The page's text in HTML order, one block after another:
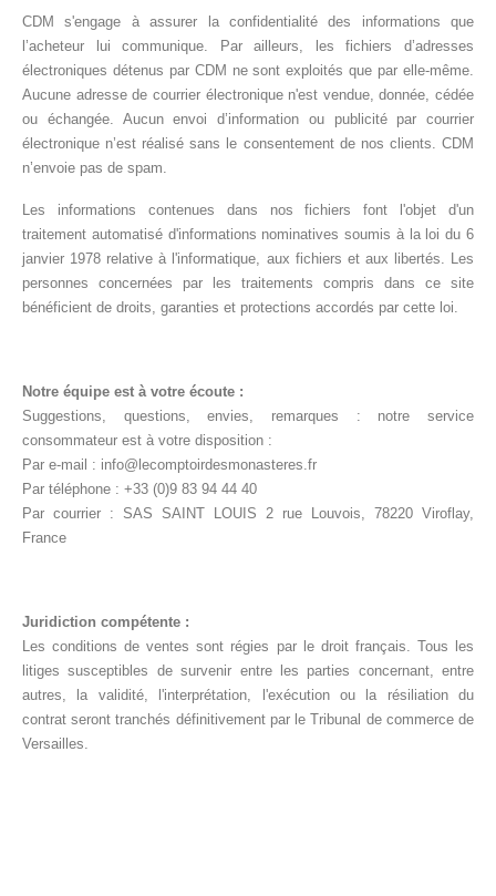
CDM s'engage à assurer la confidentialité des informations que
l’acheteur lui communique. Par ailleurs, les fichiers d’adresses
électroniques détenus par CDM ne sont exploités que par elle-même.
Aucune adresse de courrier électronique n'est vendue, donnée, cédée
ou échangée. Aucun envoi d’information ou publicité par courrier
électronique n’est réalisé sans le consentement de nos clients. CDM
n’envoie pas de spam.
Les informations contenues dans nos fichiers font l'objet d'un
traitement automatisé d'informations nominatives soumis à la loi du 6
janvier 1978 relative à l'informatique, aux fichiers et aux libertés. Les
personnes concernées par les traitements compris dans ce site
bénéficient de droits, garanties et protections accordés par cette loi.
Notre équipe est à votre écoute :
Suggestions, questions, envies, remarques : notre service
consommateur est à votre disposition :
Par e-mail : info@lecomptoirdesmonasteres.fr
Par téléphone : +33 (0)9 83 94 44 40
Par courrier : SAS SAINT LOUIS 2 rue Louvois, 78220 Viroflay,
France
Juridiction compétente :
Les conditions de ventes sont régies par le droit français. Tous les
litiges susceptibles de survenir entre les parties concernant, entre
autres, la validité, l'interprétation, l'exécution ou la résiliation du
contrat seront tranchés définitivement par le Tribunal de commerce de
Versailles.